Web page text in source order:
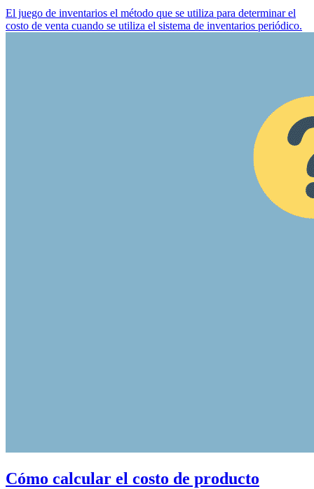
El juego de inventarios el método que se utiliza para determinar el
costo de venta cuando se utiliza el sistema de inventarios periódico.
Cómo calcular el costo de producto